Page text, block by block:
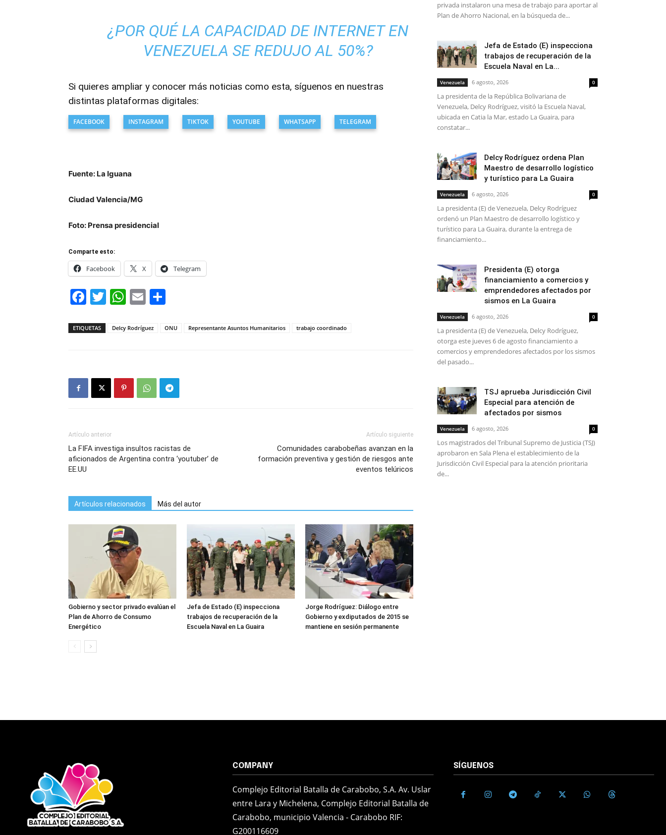
¿POR QUÉ LA CAPACIDAD DE INTERNET EN
VENEZUELA SE REDUJO AL 50%?
Si quieres ampliar y conocer más noticias como esta, síguenos en nuestras
distintas plataformas digitales:
FACEBOOK INSTAGRAM TIKTOK YOUTUBE WHATSAPP TELEGRAM
Fuente: La Iguana
Ciudad Valencia/MG
Foto: Prensa presidencial
Comparte esto:
Facebook X Telegram
Facebook
Twitter
WhatsApp
Email
ETIQUETAS Delcy Rodríguez ONU Representante Asuntos Humanitarios trabajo coordinado
Artículo anterior
La FIFA investiga insultos racistas de
aficionados de Argentina contra ‘youtuber’ de
EE.UU
Artículo siguiente
Comunidades carabobeñas avanzan en la
formación preventiva y gestión de riesgos ante
eventos telúricos
Artículos relacionados Más del autor
Gobierno y sector privado evalúan el
Plan de Ahorro de Consumo
Energético
Jefa de Estado (E) inspecciona
trabajos de recuperación de la
Escuela Naval en La Guaira
Jorge Rodríguez: Diálogo entre
Gobierno y exdiputados de 2015 se
mantiene en sesión permanente
privada instalaron una mesa de trabajo para aportar al
Plan de Ahorro Nacional, en la búsqueda de...
Jefa de Estado (E) inspecciona
trabajos de recuperación de la
Escuela Naval en La...
Venezuela 6 agosto, 2026 0
La presidenta de la República Bolivariana de
Venezuela, Delcy Rodríguez, visitó la Escuela Naval,
ubicada en Catia la Mar, estado La Guaira, para
constatar...
Delcy Rodríguez ordena Plan
Maestro de desarrollo logístico
y turístico para La Guaira
Venezuela 6 agosto, 2026 0
La presidenta (E) de Venezuela, Delcy Rodríguez
ordenó un Plan Maestro de desarrollo logístico y
turístico para La Guaira, durante la entrega de
financiamiento...
Presidenta (E) otorga
financiamiento a comercios y
emprendedores afectados por
sismos en La Guaira
Venezuela 6 agosto, 2026 0
La presidenta (E) de Venezuela, Delcy Rodríguez,
otorga este jueves 6 de agosto financiamiento a
comercios y emprendedores afectados por los sismos
del pasado...
TSJ aprueba Jurisdicción Civil
Especial para atención de
afectados por sismos
Venezuela 6 agosto, 2026 0
Los magistrados del Tribunal Supremo de Justicia (TSJ)
aprobaron en Sala Plena el establecimiento de la
Jurisdicción Civil Especial para la atención prioritaria
de...
COMPANY
Complejo Editorial Batalla de Carabobo, S.A. Av. Uslar
entre Lara y Michelena, Complejo Editorial Batalla de
Carabobo, municipio Valencia - Carabobo RIF:
G200116609
SÍGUENOS